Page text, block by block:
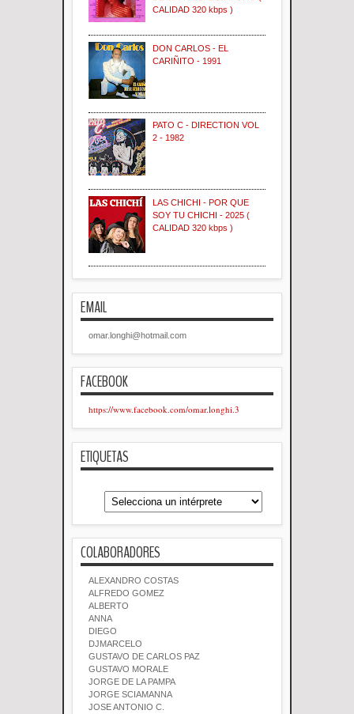
CALIDAD 320 kbps )
DON CARLOS - EL
CARIÑITO - 1991
PATO C - DIRECTION VOL
2 - 1982
LAS CHICHI - POR QUE
SOY TU CHICHI - 2025 (
CALIDAD 320 kbps )
EMAIL
omar.longhi@hotmail.com
FACEBOOK
https://www.facebook.com/omar.longhi.3
ETIQUETAS
COLABORADORES
ALEXANDRO COSTAS
ALFREDO GOMEZ
ALBERTO
ANNA
DIEGO
DJMARCELO
GUSTAVO DE CARLOS PAZ
GUSTAVO MORALE
JORGE DE LA PAMPA
JORGE SCIAMANNA
JOSE ANTONIO C.